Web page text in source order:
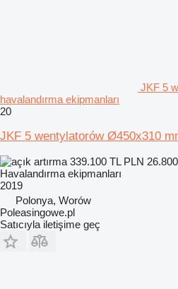
JKF 5
havalandırma ekipmanları
20
JKF 5 wentylatorów Ø450x310
339.100 TL PLN 26.800
Havalandırma ekipmanları
2019
Polonya, Worów
Poleasingowe.pl
Satıcıyla iletişime geç